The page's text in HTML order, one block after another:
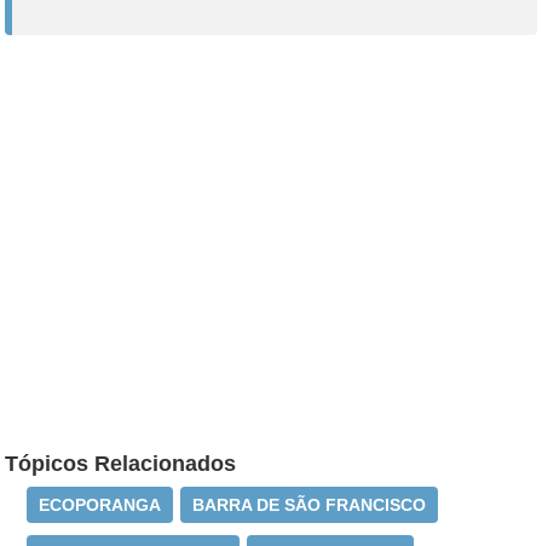
Tópicos Relacionados
ECOPORANGA BARRA DE SÃO FRANCISCO